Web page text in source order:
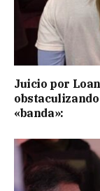
Juicio por
«banda»: